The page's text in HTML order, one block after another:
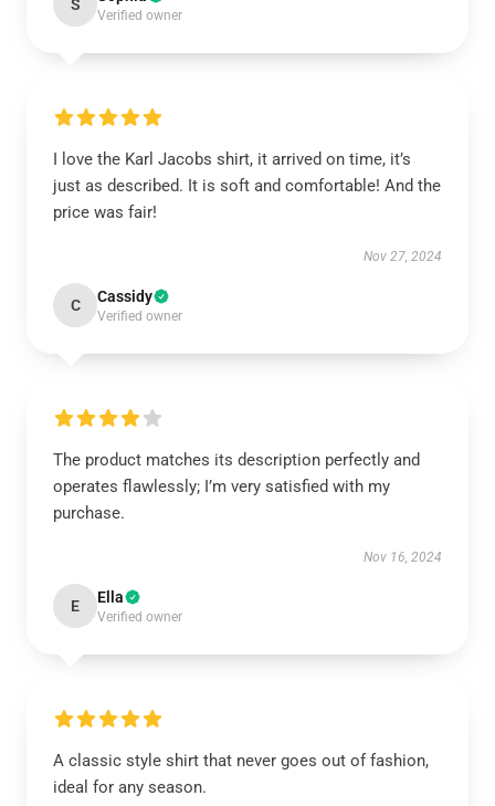
S
Verified owner
I love the Karl Jacobs shirt, it arrived on time, it’s
just as described. It is soft and comfortable! And the
price was fair!
Nov 27, 2024
C Cassidy
Verified owner
The product matches its description perfectly and
operates flawlessly; I’m very satisfied with my
purchase.
Nov 16, 2024
E Ella
Verified owner
A classic style shirt that never goes out of fashion,
ideal for any season.